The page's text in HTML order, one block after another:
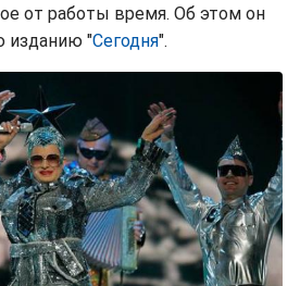
от работы время. Об этом он
изданию "Сегодня".